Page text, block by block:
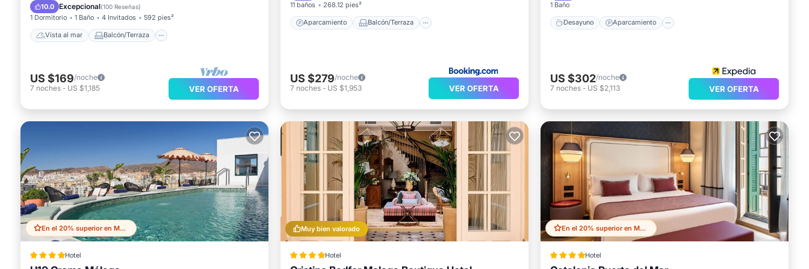
10.0 Excepcional(100 Reseñas)
1 Dormitorio 1 Baño 4 Invitados 592 pies²
Vista al mar Balcón/Terraza
Vistas
Cocina
US $169/noche
7 noches - US $1,185 VER OFERTA
11 baños 268.12 pies²
Aparcamiento Balcón/Terraza
US $279/noche
7 noches - US $1,953 VER OFERTA
1 Baño
Desayuno Aparcamiento
US $302/noche
7 noches - US $2,113 VER OFERTA
En el 20% superior en Malaga Historic Centre
Hotel
Muy bien valorado
Hotel
En el 20% superior en Malaga Historic Centre
Hotel